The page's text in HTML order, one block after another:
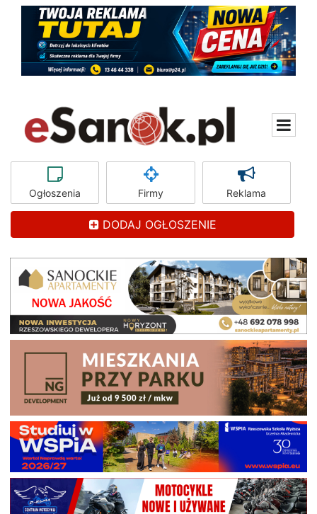
Ogłoszenia Firmy Reklama
DODAJ OGŁOSZENIE